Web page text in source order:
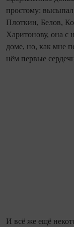
простому:
Плоткин, Белов,
Харитонову, она с
доме, но, как мне
нём первые
И всё же ещё